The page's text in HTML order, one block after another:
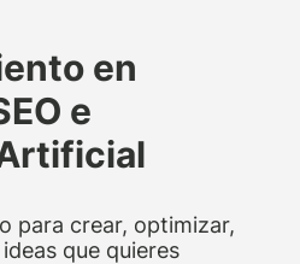
en
e
para crear, optimizar,
que quieres